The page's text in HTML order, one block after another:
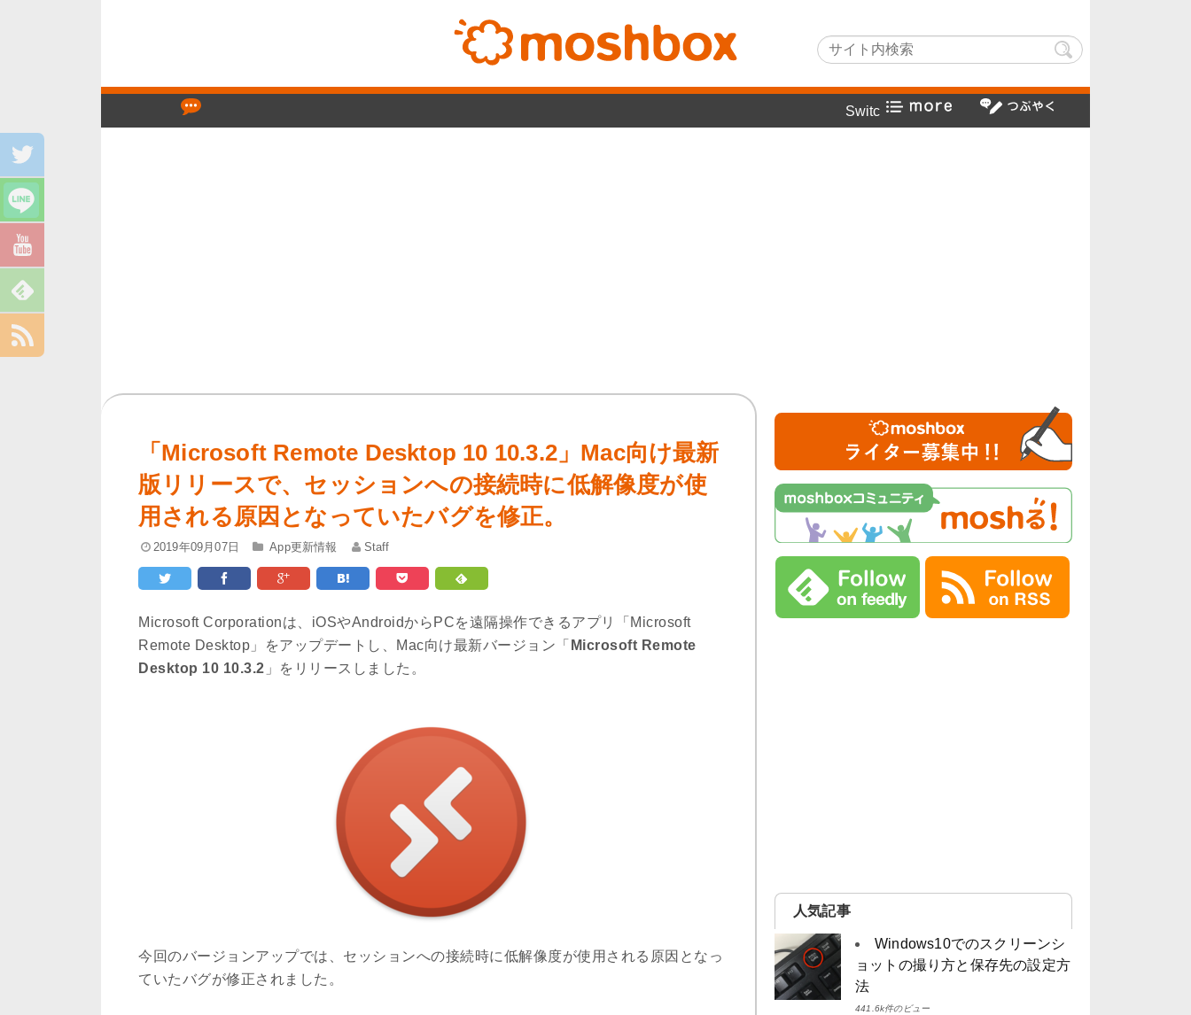
SwitchLightでヤフー検索方法
「Microsoft Remote Desktop 10 10.3.2」Mac向け最新
版リリースで、セッションへの接続時に低解像度が使
用される原因となっていたバグを修正。
2019年09月07日 App更新情報 Staff
Microsoft Corporationは、iOSやAndroidからPCを遠隔操作できるアプリ「Microsoft
Remote Desktop」をアップデートし、Mac向け最新バージョン「 Microsoft Remote
Desktop 10 10.3.2 」をリリースしました。
今回のバージョンアップでは、セッションへの接続時に低解像度が使用される原因となっ
ていたバグが修正されました。
人気記事
Windows10でのスクリーンシ
ョットの撮り方と保存先の設定方
法
441.6k件のビュー